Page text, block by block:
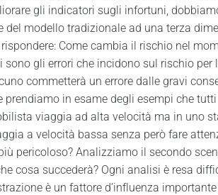
gli indicatori sugli infortuni,
del modello tradizionale ad una terza
Come cambia il rischio nel
gli errori che incidono sul rischio per
commetterà un errore dalle gravi
in esame degli esempi che tutti
viaggia ad alta velocità ma in uno
a velocità bassa senza però fare
pericoloso? Analizziamo il secondo
cosa succederà? Ogni analisi è resa
è un fattore d’influenza